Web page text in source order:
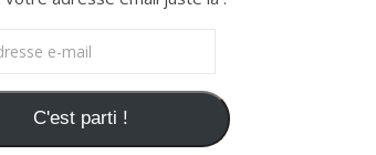
e-mail
C'est parti !